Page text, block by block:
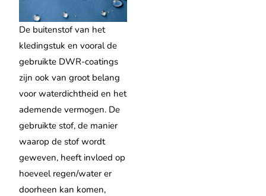
De buitenstof van het
kledingstuk en vooral de
gebruikte DWR-coatings
zijn ook van groot belang
voor waterdichtheid en het
ademende vermogen. De
gebruikte stof, de manier
waarop de stof wordt
geweven, heeft invloed op
hoeveel regen/water er
doorheen kan komen,